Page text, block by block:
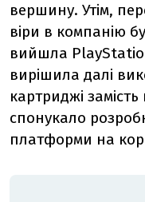
вершину. Утім,
віри в компанію
вийшла
вирішила далі
картриджі
спонукало
платформи на